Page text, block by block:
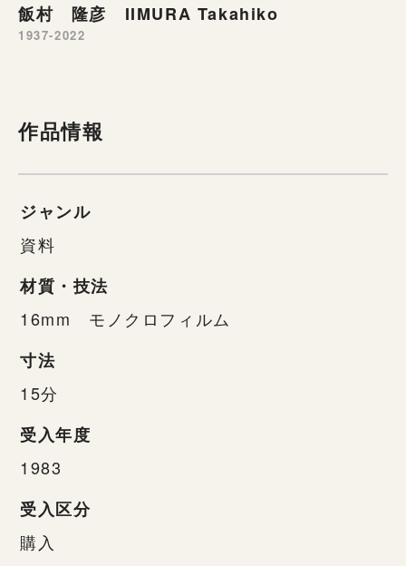
飯村 隆彦 IIMURA Takahiko
1937-2022
作品情報
ジャンル
資料
材質・技法
16mm モノクロフィルム
寸法
15分
受入年度
1983
受入区分
購入